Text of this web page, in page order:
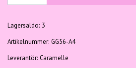
Lagersaldo: 3
Artikelnummer: GG56-A4
Leverantör: Caramelle